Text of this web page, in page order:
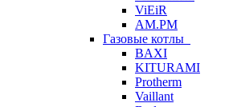
ViEiR
AM.PM
Газовые котлы
BAXI
KITURAMI
Protherm
Vaillant